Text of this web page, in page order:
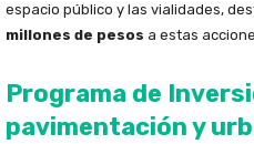
espacio público y las vialidades,
millones de pesos a estas
Programa de
pavimentación y